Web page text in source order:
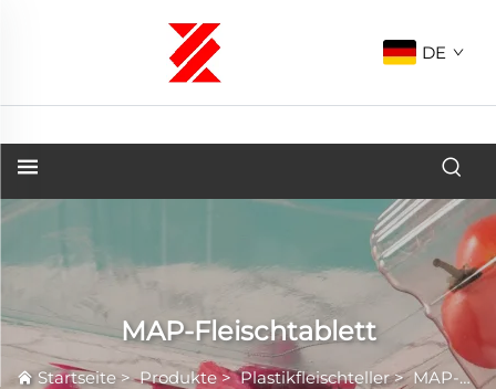
DE
MAP-Fleischtablett
Startseite>Produkte>Plastikfleischteller>MAP-Fleischtablett